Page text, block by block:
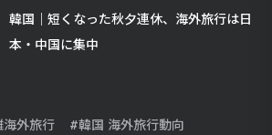
韓国｜短くなった秋夕連休、海外旅行は日
本・中国に集中
海外旅行 韓国 海外旅行動向